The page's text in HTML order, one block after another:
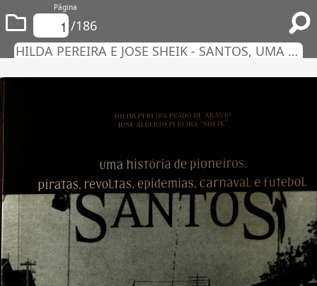
Página
/186
HILDA PEREIRA E JOSE SHEIK - SANTOS, UMA HISTORIA DE PIONEIROS, PIRATAS, REVOLTA